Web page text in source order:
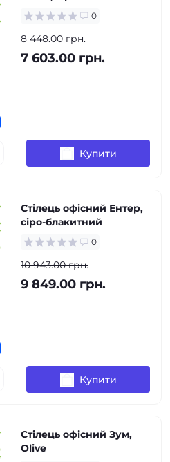
0
8 448.00 грн.
7 603.00 грн.
Купити
Стілець офісний Ентер,
сіро-блакитний
0
10 943.00 грн.
9 849.00 грн.
Купити
Стілець офісний Зум,
Olive